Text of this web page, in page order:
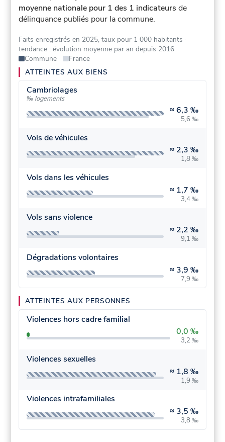
moyenne nationale pour 1 des 1 indicateurs de
délinquance publiés pour la commune.
Faits enregistrés en 2025, taux pour 1 000 habitants ·
tendance : évolution moyenne par an depuis 2016
Commune
France
ATTEINTES AUX BIENS
Cambriolages
‰ logements
≈6,3 ‰
5,6 ‰
Vols de véhicules
≈ 2,3 ‰
1,8 ‰
Vols dans les véhicules
≈ 1,7 ‰
3,4 ‰
Vols sans violence
≈ 2,2 ‰
9,1 ‰
Dégradations volontaires
≈ 3,9 ‰
7,9 ‰
ATTEINTES AUX PERSONNES
Violences hors cadre familial
0,0 ‰
3,2 ‰
Violences sexuelles
≈ 1,8 ‰
1,9 ‰
Violences intrafamiliales
≈ 3,5 ‰
3,8 ‰